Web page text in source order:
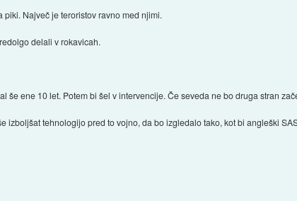
Največ je teroristov ravno med njimi.
delali v rokavicah.
še ene 10 let. Potem bi šel v intervencije. Če seveda ne bo druga stran
izboljšat tehnologijo pred to vojno, da bo izgledalo tako, kot bi angleški